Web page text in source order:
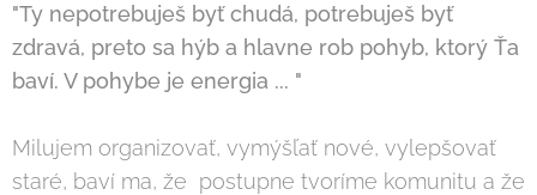
"Ty nepotrebuješ byť chudá, potrebuješ byť
zdravá, preto sa hýb a hlavne rob pohyb, ktorý Ťa
baví. V pohybe je energia ... "
Milujem organizovať, vymýšľať nové, vylepšovať
staré, baví ma, že postupne tvoríme komunitu a že